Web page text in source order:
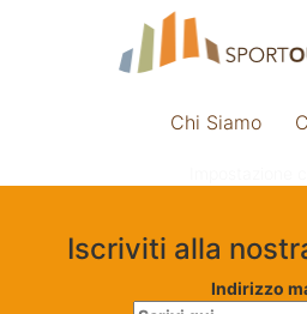
Chi Siamo
Iscriviti alla
Indirizzo